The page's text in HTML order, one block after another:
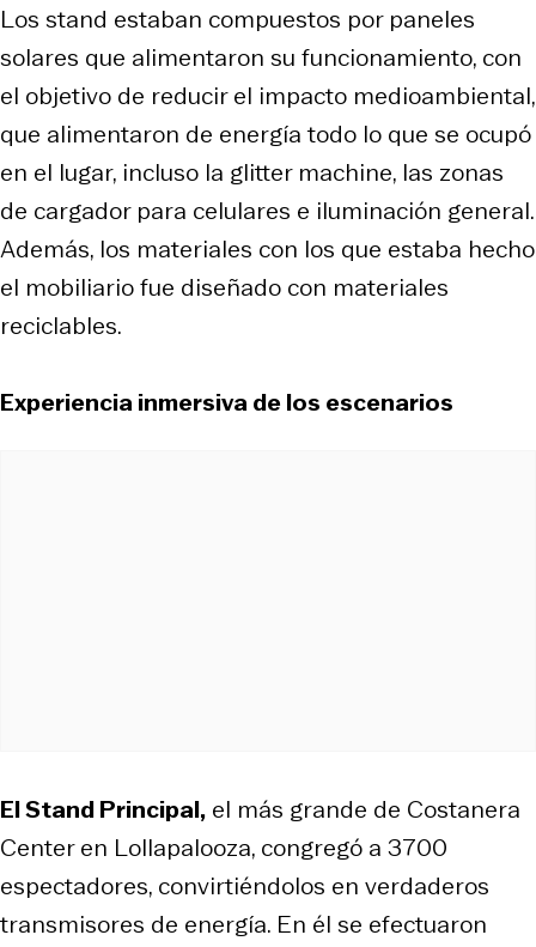
Los stand estaban compuestos por paneles
solares que alimentaron su funcionamiento, con
el objetivo de reducir el impacto medioambiental,
que alimentaron de energía todo lo que se ocupó
en el lugar, incluso la glitter machine, las zonas
de cargador para celulares e iluminación general.
Además, los materiales con los que estaba hecho
el mobiliario fue diseñado con materiales
reciclables.
Experiencia inmersiva de los escenarios
El Stand Principal, el más grande de Costanera
Center en Lollapalooza, congregó a 3700
espectadores, convirtiéndolos en verdaderos
transmisores de energía. En él se efectuaron